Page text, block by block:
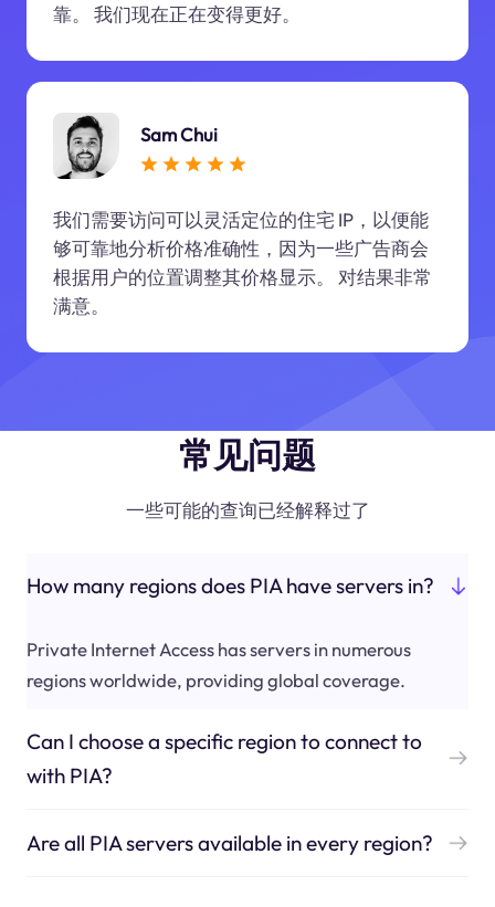
靠。 我们现在正在变得更好。
Sam Chui
我们需要访问可以灵活定位的住宅 IP，以便能
够可靠地分析价格准确性，因为一些广告商会
根据用户的位置调整其价格显示。 对结果非常
满意。
常见问题
一些可能的查询已经解释过了
How many regions does PIA have servers in?
Private Internet Access has servers in numerous
regions worldwide, providing global coverage.
Can I choose a specific region to connect to
with PIA?
Are all PIA servers available in every region?